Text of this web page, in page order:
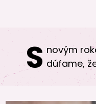
S novým
dúfame,